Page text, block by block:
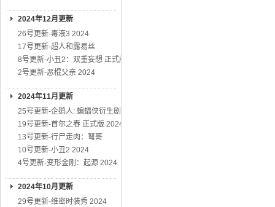
2024年12月更新
26号更新-毒液3 2024
17号更新-超人和露易丝
8号更新-小丑2：双重妄想 正式版
2号更新-恶棍父亲 2024
2024年11月更新
25号更新-企鹅人: 蝙蝠侠衍生剧
19号更新-首尔之春 正式版 2024
13号更新-行尸走肉：弩哥
10号更新-小丑2 2024
4号更新-变形金刚：起源 2024
2024年10月更新
29号更新-维密时装秀 2024